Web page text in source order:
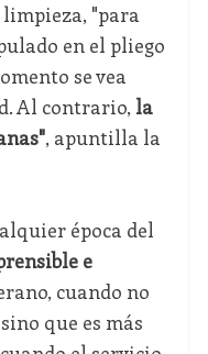
"para
en el pliego
se vea
Al contrario, la
, apuntilla la
época del
e
cuando no
que es más